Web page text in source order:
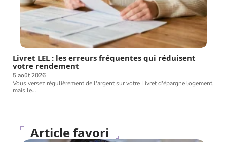
Livret LEL : les erreurs fréquentes qui réduisent
votre rendement
5 août 2026
Vous versez régulièrement de l'argent sur votre Livret d'épargne logement,
mais le…
Article favori